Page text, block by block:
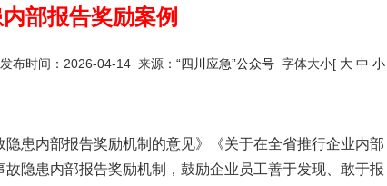
部报告奖励案例
发布时间：2026-04-14 来源： “四川应急”公众号 字体大小[ 大 中 小
内部报告奖励机制的意见》《关于在全省推行企业内部
隐患内部报告奖励机制，鼓励企业员工善于发现、敢于报